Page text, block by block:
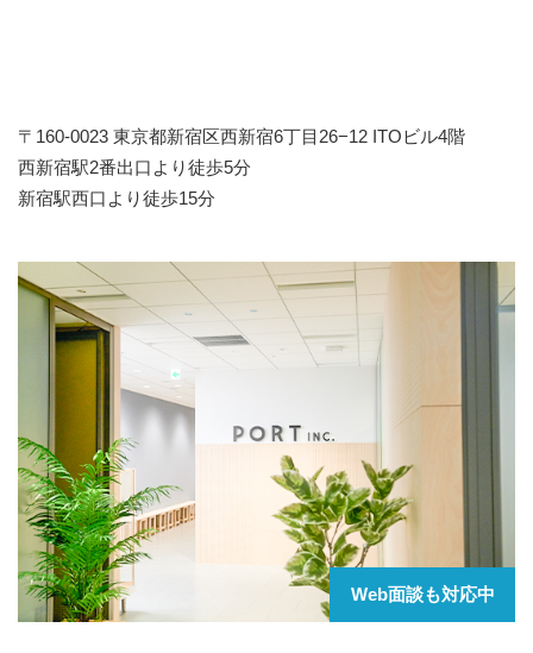
〒160-0023 東京都新宿区西新宿6丁目26−12 ITOビル4階
西新宿駅2番出口より徒歩5分
新宿駅西口より徒歩15分
Web面談も対応中